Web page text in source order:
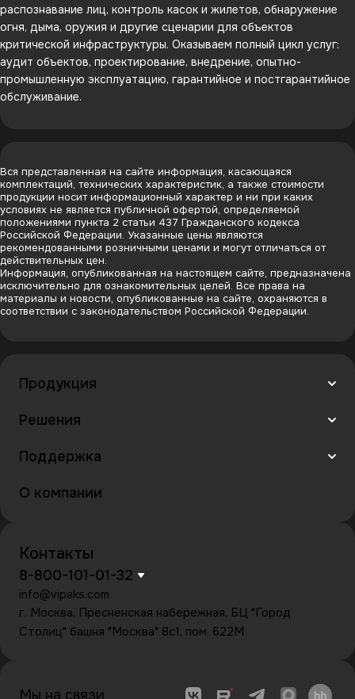
распознавание лиц, контроль касок и жилетов, обнаружение
огня, дыма, оружия и другие сценарии для объектов
критической инфраструктуры. Оказываем полный цикл услуг:
аудит объектов, проектирование, внедрение, опытно-
промышленную эксплуатацию, гарантийное и постгарантийное
обслуживание.
Вся представленная на сайте информация, касающаяся
комплектаций, технических характеристик, а также стоимости
продукции носит информационный характер и ни при каких
условиях не является публичной офертой, определяемой
положениями пункта 2 статьи 437 Гражданского кодекса
Российской Федерации. Указанные цены являются
рекомендованными розничными ценами и могут отличаться от
действительных цен.
Информация, опубликованная на настоящем сайте, предназначена
исключительно для ознакомительных целей. Все права на
материалы и новости, опубликованные на сайте, охраняются в
соответствии с законодательством Российской Федерации.
Продукция
Решения
Поддержка
О компании
Контакты
8-800-101-01-32
info@vipaks.com
г. Москва, Пресненская набережная, БЦ "Город
Столиц" башня "Москва" 8с1, пом. 622М
Мы на связи